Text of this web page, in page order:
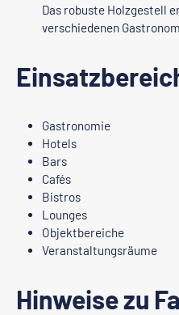
Das robuste Holzgestell
verschiedenen
Gastronomie
Hotels
Bars
Cafés
Bistros
Lounges
Objektbereiche
Veranstaltungsräume
Hinweise zu